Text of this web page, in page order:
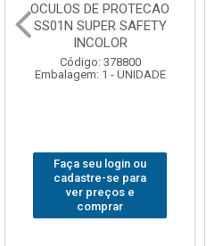
OCULOS DE PROTECAO
SS01N SUPER SAFETY
INCOLOR
Código: 378800
Embalagem: 1 - UNIDADE
Faça seu login ou
cadastre-se para
ver preços e
comprar